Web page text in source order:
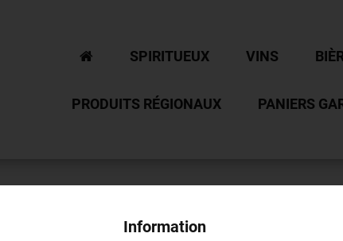
SPIRITUEUX VINS
PRODUITS RÉGIONAUX PANIERS
Information